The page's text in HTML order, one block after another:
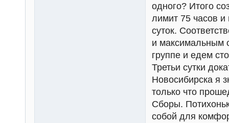
одного? Итого
лимит 75 часов
суток.
и максимальным
группе и едем
Третьи сутки
Новосибирска я
только что
Сборы.
собой для